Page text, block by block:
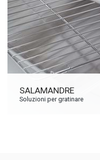
SALAMANDRE
Soluzioni per gratinare